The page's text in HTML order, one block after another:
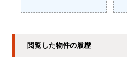
閲覧した物件の履歴